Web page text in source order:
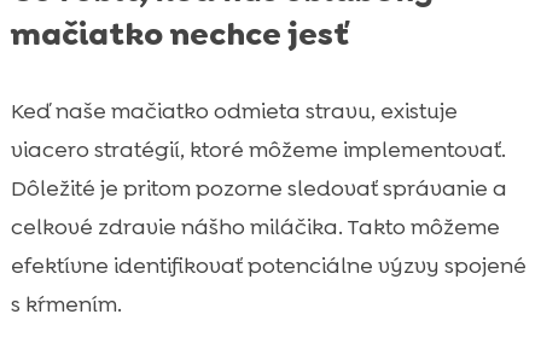
mačiatko nechce jesť
Keď naše mačiatko odmieta stravu, existuje
viacero stratégií, ktoré môžeme implementovať.
Dôležité je pritom pozorne sledovať správanie a
celkové zdravie nášho miláčika. Takto môžeme
efektívne identifikovať potenciálne výzvy spojené
s kŕmením.